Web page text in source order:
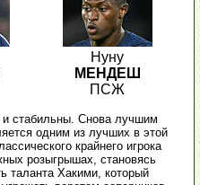
Нуну
МЕНДЕШ
ПСЖ
стабильны. Снова лучшим
одним из лучших в этой
крайнего игрока
розыгрышах, становясь
таланта Хакими, который